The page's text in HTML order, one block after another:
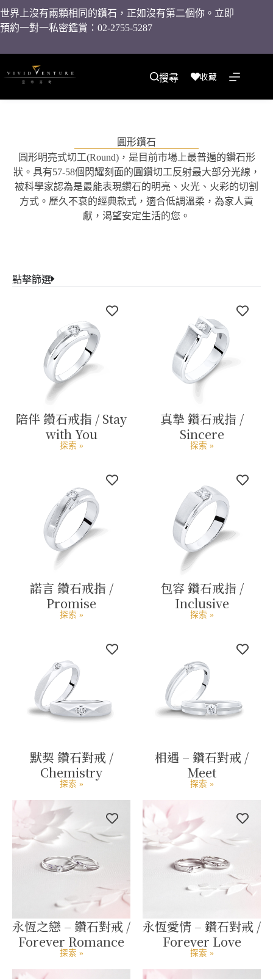
世界上沒有兩顆相同的鑽石，正如沒有第二個你。立即
預約一對一私密鑑賞：02-2755-5287
搜尋 收藏
圓形鑽石
圓形明亮式切工(Round)，是目前市場上最普遍的鑽石形
狀。具有57-58個閃耀刻面的圓鑽切工反射最大部分光線，
被科學家認為是最能表現鑽石的明亮、火光、火彩的切割
方式。歷久不衰的經典款式，適合低調溫柔，為家人貢
獻，渴望安定生活的您。
點擊篩選
陪伴 鑽石戒指 / Stay
with You
探索 »
真摯 鑽石戒指 /
Sincere
探索 »
諾言 鑽石戒指 /
Promise
探索 »
包容 鑽石戒指 /
Inclusive
探索 »
默契 鑽石對戒 /
Chemistry
探索 »
相遇 – 鑽石對戒 /
Meet
探索 »
永恆之戀 – 鑽石對戒 /
Forever Romance
探索 »
永恆愛情 – 鑽石對戒 /
Forever Love
探索 »